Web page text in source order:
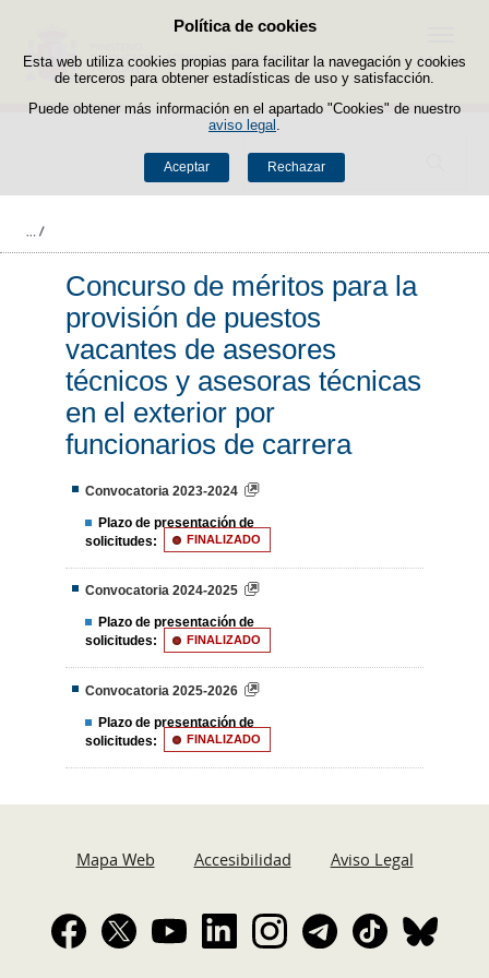
Política de cookies
Esta web utiliza cookies propias para facilitar la navegación y cookies
de terceros para obtener estadísticas de uso y satisfacción.
Puede obtener más información en el apartado "Cookies" de nuestro
aviso legal
Aceptar Rechazar
Saltar al contenido
Buscador
Menú
Concurso de méritos para la
provisión de puestos
vacantes de asesores
técnicos y asesoras técnicas
en el exterior por
funcionarios de carrera
Convocatoria 2023-2024
Plazo de presentación de
solicitudes:
FINALIZADO
Convocatoria 2024-2025
Plazo de presentación de
solicitudes:
FINALIZADO
Convocatoria 2025-2026
Plazo de presentación de
solicitudes:
FINALIZADO
Mapa Web Accesibilidad Aviso Legal